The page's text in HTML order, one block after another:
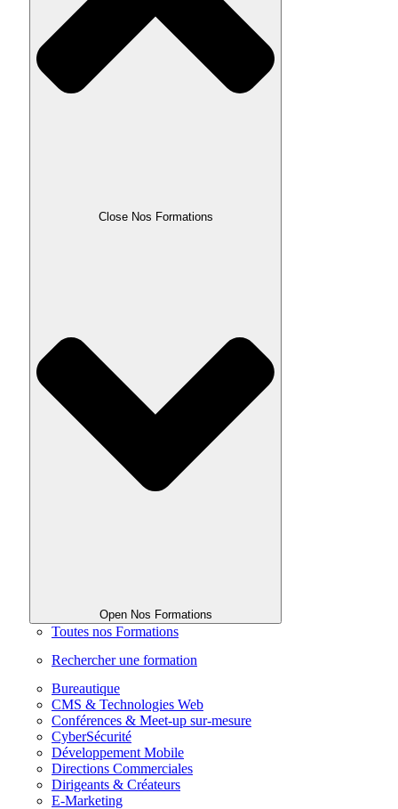
Close Nos Formations
Open Nos Formations
Toutes nos Formations
Rechercher une formation
Bureautique
CMS & Technologies Web
Conférences & Meet-up sur-mesure
CyberSécurité
Développement Mobile
Directions Commerciales
Dirigeants & Créateurs
E-Marketing